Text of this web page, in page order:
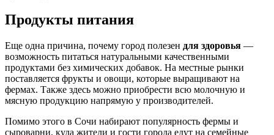
Продукты питания
Еще одна причина, почему город полезен для здоровья —
возможность питаться натуральными качественными
продуктами без химических добавок. На местные рынки
поставляется фрукты и овощи, которые выращивают на
фермах. Также здесь можно приобрести всю молочную и
мясную продукцию напрямую у производителей.
Помимо этого в Сочи набирают популярность фермы и
сыроварни, куда жители и гости города едут на семейные